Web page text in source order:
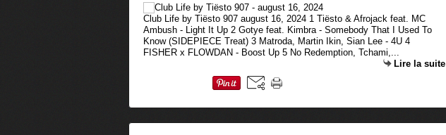
Club Life by Tiësto 907 august 16, 2024 1 Tiësto & Afrojack feat. MC
Ambush - Light It Up 2 Gotye feat. Kimbra - Somebody That I Used To
Know (SIDEPIECE Treat) 3 Matroda, Martin Ikin, Sian Lee - 4U 4
FISHER x FLOWDAN - Boost Up 5 No Redemption, Tchami,...
Lire la suite